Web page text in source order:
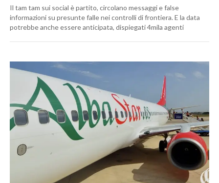
Il tam tam sui social è partito, circolano messaggi e false
informazioni su presunte falle nei controlli di frontiera. E la data
potrebbe anche essere anticipata, dispiegati 4mila agenti